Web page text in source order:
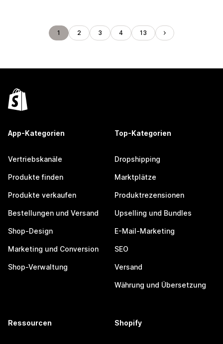
1 2 3 4 13
App-Kategorien
Vertriebskanäle
Produkte finden
Produkte verkaufen
Bestellungen und Versand
Shop-Design
Marketing und Conversion
Shop-Verwaltung
Top-Kategorien
Dropshipping
Marktplätze
Produktrezensionen
Upselling und Bundles
E-Mail-Marketing
SEO
Versand
Währung und Übersetzung
Ressourcen Shopify